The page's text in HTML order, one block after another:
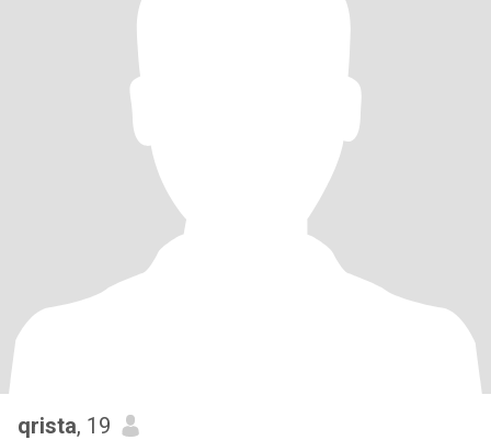
qrista, 19